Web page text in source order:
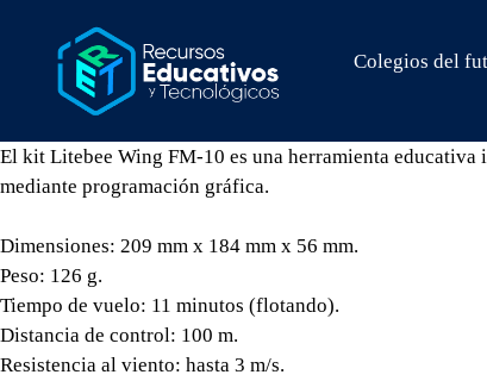
Colegios del
El kit Litebee Wing FM-10 es una herramienta educativa
mediante programación gráfica.
Dimensiones: 209 mm x 184 mm x 56 mm.
Peso: 126 g.
Tiempo de vuelo: 11 minutos (flotando).
Distancia de control: 100 m.
Resistencia al viento: hasta 3 m/s.